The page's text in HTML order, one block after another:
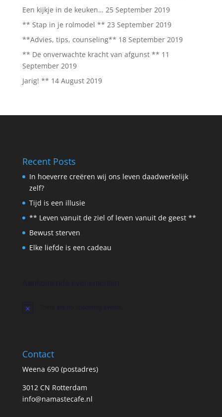
Een kijkje in de keuken… 25 September 2019
** Stap in je rolmodel ** 23 September 2019
**Advies, tips, counseling** 18 September 2019
** De onverwachte kracht van afgunst ** 11
September 2019
Jarig! ** 14 August 2019
Recent Posts
In hoeverre creëren wij ons leven daadwerkelijk
zelf?
Tijd is een illusie
** Leven vanuit de ziel of leven vanuit de geest **
Bewust sterven
Elke liefde is een cadeau
Notice
Contact
Weena 690 (postadres)
3012 CN Rotterdam
info@namastecafe.nl